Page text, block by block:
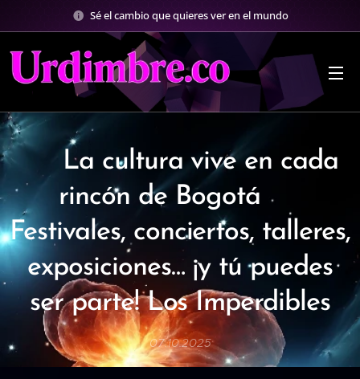
Sé el cambio que quieres ver en el mundo
✨ La cultura vive en cada
rincón de Bogotá ✨
Festivales, conciertos, talleres,
exposiciones… ¡y tú puedes
ser parte! Los Imperdibles
07.10.2025